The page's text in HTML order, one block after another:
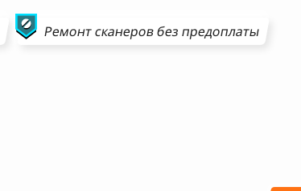
Ремонтсканеровбез предоплаты